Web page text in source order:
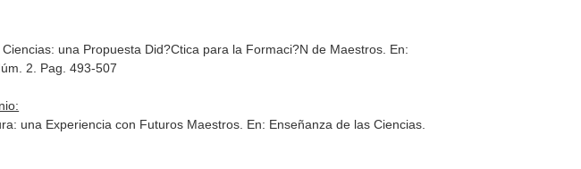
una Propuesta Did?Ctica para la Formaci?N de Maestros. En:
2. Pag. 493-507
una Experiencia con Futuros Maestros. En: Enseñanza de las Ciencias